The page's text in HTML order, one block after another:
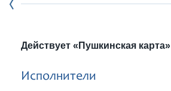
Действует «Пушкинская карта»
Исполнители